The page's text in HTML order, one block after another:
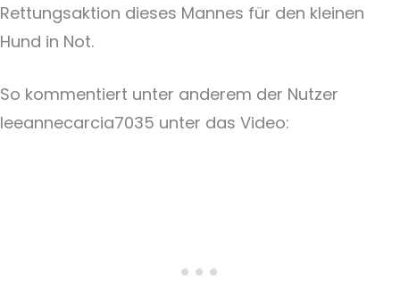
Rettungsaktion dieses Mannes für den kleinen
Hund in Not.
So kommentiert unter anderem der Nutzer
leeannecarcia7035 unter das Video: